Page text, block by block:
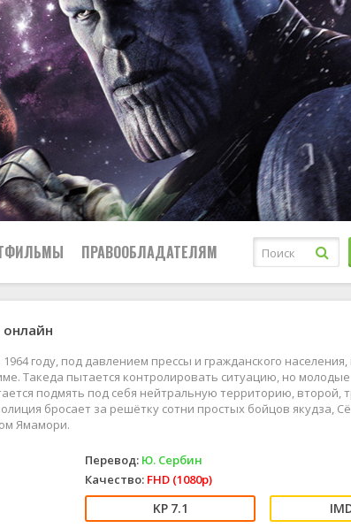
ПРАВООБЛАДАТЕЛЯМ
году, под давлением прессы и гражданского населения,
Такеда пытается контролировать ситуацию, но
подмять под себя нейтральную территорию, второй,
бросает за решётку сотни простых бойцов якудза,
Ямамори.
Перевод: Ю. Сербин
Качество: FHD (1080p)
7.1